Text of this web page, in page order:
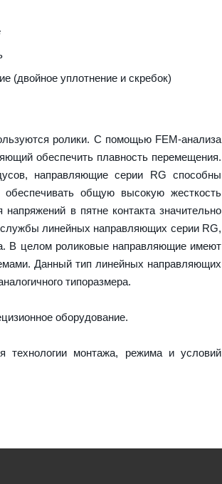
(двойное уплотнение и скребок)
ролики. С помощью FEM-анализа
обеспечить плавность перемещения.
направляющие серии RG способны
общую высокую жесткость
в пятне контакта значительно
линейных направляющих серии RG,
В целом роликовые направляющие имеют
Данный тип линейных направляющих
типоразмера.
оборудование.
технологии монтажа, режима и условий